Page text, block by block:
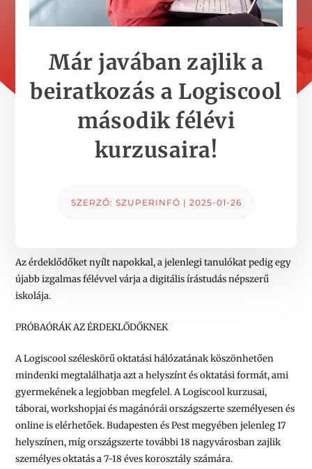
Már javában zajlik a
beiratkozás a Logiscool
második félévi
kurzusaira!
SZERZŐ: SZUPERINFÓ | 2025-01-26
Az érdeklődőket nyílt napokkal, a jelenlegi tanulókat pedig egy
újabb izgalmas félévvel várja a digitális írástudás népszerű
iskolája.
PRÓBAÓRÁK AZ ÉRDEKLŐDŐKNEK
A Logiscool széleskörű oktatási hálózatának köszönhetően
mindenki megtalálhatja azt a helyszínt és oktatási formát, ami
gyermekének a legjobban megfelel. A Logiscool kurzusai,
táborai, workshopjai és magánórái országszerte személyesen és
online is elérhetőek. Budapesten és Pest megyében jelenleg 17
helyszínen, míg országszerte további 18 nagyvárosban zajlik
személyes oktatás a 7-18 éves korosztály számára.